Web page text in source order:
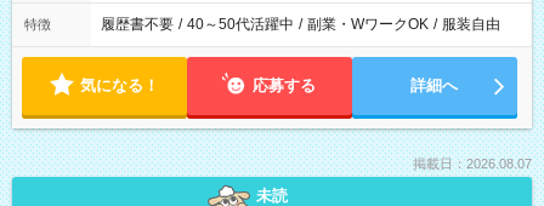
特徴 履歴書不要 / 40～50代活躍中 / 副業・WワークOK / 服装自由
気になる！ 応募する 詳細へ
掲載日：2026.08.07
未読